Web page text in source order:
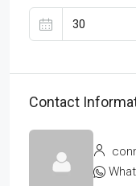
Contact